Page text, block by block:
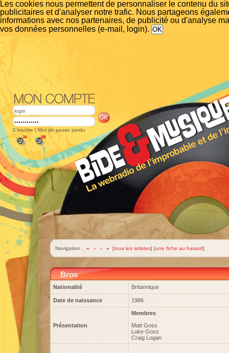
Les cookies nous permettent de personnaliser le contenu du
publicitaires et d'analyser notre trafic. Nous partageons
informations avec nos partenaires, de publicité ou d'analyse
vos données personnelles (e-mail, login).
S'inscrire | Mot de passe perdu
Navigation : « ‹ › » [tous les artistes] [une fiche au hasard]
Bros
Nationalité Britannique
Date de naissance 1986
Présentation
Membres
Matt Goss
Luke Goss
Craig Logan